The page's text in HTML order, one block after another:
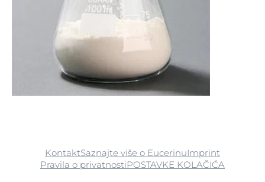
KontaktSaznajte više o EucerinuImprint
Pravila o privatnostiPOSTAVKE KOLAČIĆA